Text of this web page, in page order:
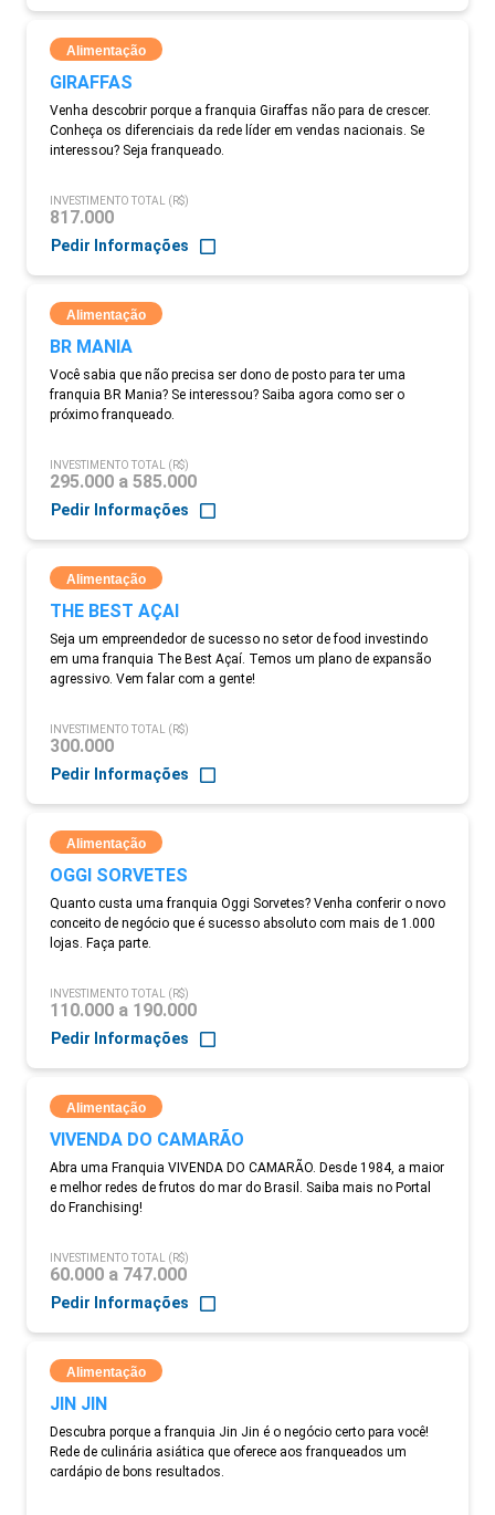
Alimentação
GIRAFFAS
Venha descobrir porque a franquia Giraffas não para de crescer.
Conheça os diferenciais da rede líder em vendas nacionais. Se
interessou? Seja franqueado.
INVESTIMENTO TOTAL (R$)
817.000
Pedir Informações
Alimentação
BR MANIA
Você sabia que não precisa ser dono de posto para ter uma
franquia BR Mania? Se interessou? Saiba agora como ser o
próximo franqueado.
INVESTIMENTO TOTAL (R$)
295.000 a 585.000
Pedir Informações
Alimentação
THE BEST AÇAI
Seja um empreendedor de sucesso no setor de food investindo
em uma franquia The Best Açaí. Temos um plano de expansão
agressivo. Vem falar com a gente!
INVESTIMENTO TOTAL (R$)
300.000
Pedir Informações
Alimentação
OGGI SORVETES
Quanto custa uma franquia Oggi Sorvetes? Venha conferir o novo
conceito de negócio que é sucesso absoluto com mais de 1.000
lojas. Faça parte.
INVESTIMENTO TOTAL (R$)
110.000 a 190.000
Pedir Informações
Alimentação
VIVENDA DO CAMARÃO
Abra uma Franquia VIVENDA DO CAMARÃO. Desde 1984, a maior
e melhor redes de frutos do mar do Brasil. Saiba mais no Portal
do Franchising!
INVESTIMENTO TOTAL (R$)
60.000 a 747.000
Pedir Informações
Alimentação
JIN JIN
Descubra porque a franquia Jin Jin é o negócio certo para você!
Rede de culinária asiática que oferece aos franqueados um
cardápio de bons resultados.